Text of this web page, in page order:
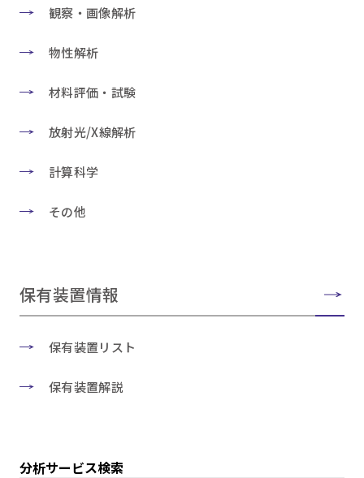
観察・画像解析
物性解析
材料評価・試験
放射光/X線解析
計算科学
その他
保有装置情報
保有装置リスト
保有装置解説
分析サービス検索